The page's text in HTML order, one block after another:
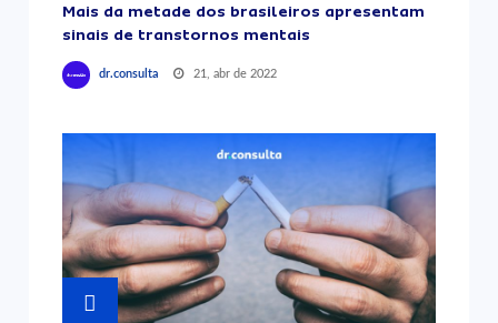
Mais da metade dos brasileiros apresentam
sinais de transtornos mentais
dr.consulta 21, abr de 2022